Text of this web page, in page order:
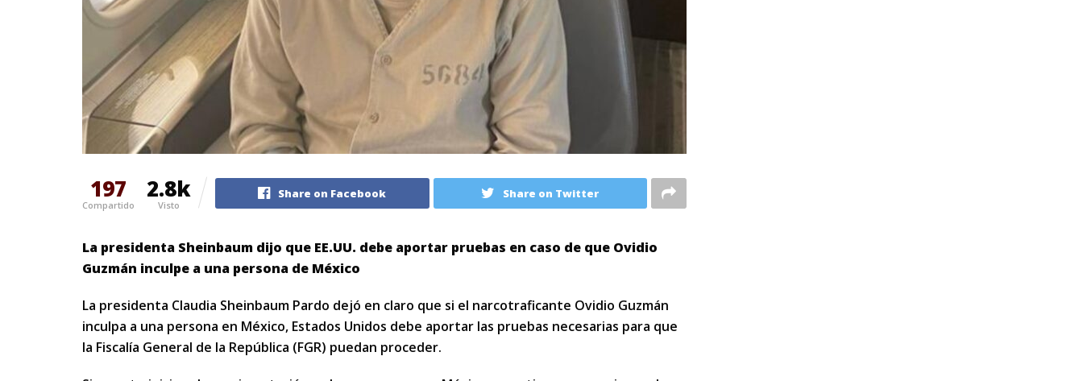
197
Compartido
2.8k
Visto
Share on Facebook Share on Twitter
La presidenta Sheinbaum dijo que EE.UU. debe aportar pruebas en caso de que Ovidio
Guzmán inculpe a una persona de México
La presidenta Claudia Sheinbaum Pardo dejó en claro que si el narcotraficante Ovidio Guzmán
inculpa a una persona en México, Estados Unidos debe aportar las pruebas necesarias para que
la Fiscalía General de la República (FGR) puedan proceder.